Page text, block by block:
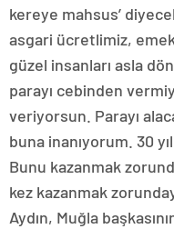
kereye mahsus’
asgari ücretlimiz,
güzel insanları asla
parayı cebinden
veriyorsun. Parayı
buna inanıyorum. 30
Bunu kazanmak
kez kazanmak
Aydın, Muğla